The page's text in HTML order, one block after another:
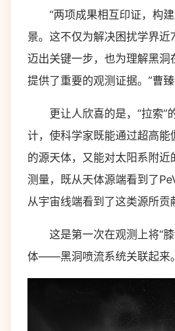
“两项成果相互印证，构建
景。这不仅为解决困扰学界近
迈出关键一步，也为理解黑洞
提供了重要的观测证据。”曹臻
更让人欣喜的是，“拉索”
计，使科学家既能通过超高能
的源天体，又能对太阳系附近
测量，既从天体源端看到了
从宇宙线端看到了这类源所贡
这是第一次在观测上将“膝
体——黑洞喷流系统关联起来。